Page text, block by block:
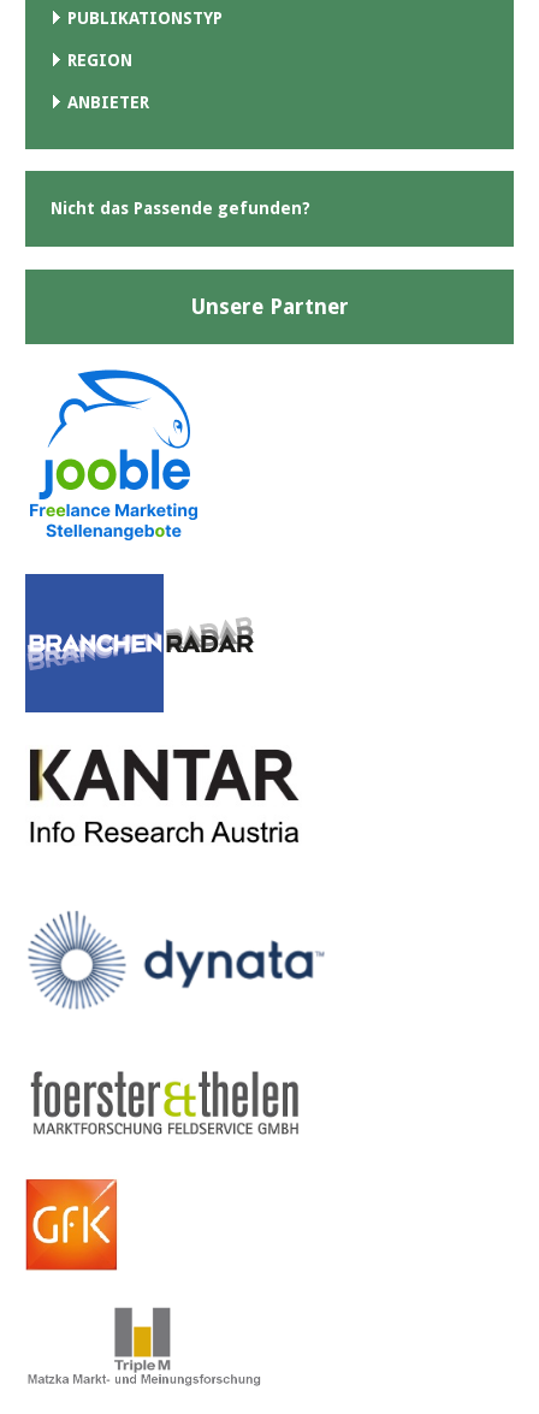
PUBLIKATIONSTYP
REGION
ANBIETER
Nicht das Passende gefunden?
Unsere Partner